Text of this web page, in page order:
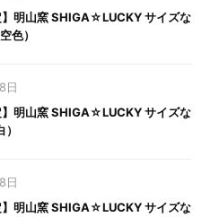
】明山窯 SHIGA☆LUCKY サイズな
色）
日
】明山窯 SHIGA☆LUCKY サイズな
日
】明山窯 SHIGA☆LUCKY サイズな